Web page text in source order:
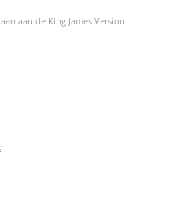
aan de King James Version
.